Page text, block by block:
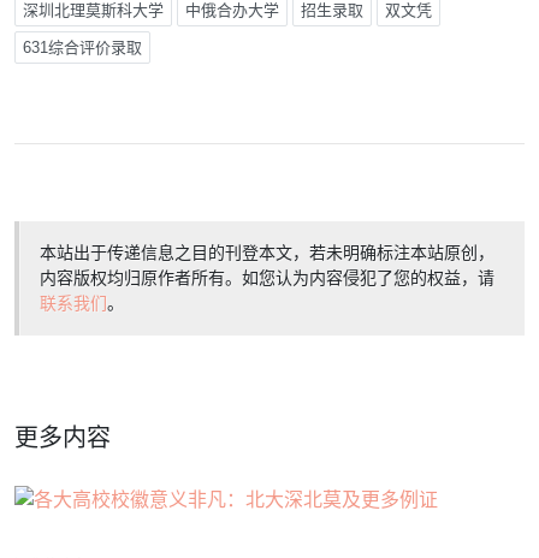
深圳北理莫斯科大学 中俄合办大学 招生录取 双文凭
631综合评价录取
本站出于传递信息之目的刊登本文，若未明确标注本站原创，
内容版权均归原作者所有。如您认为内容侵犯了您的权益，请
联系我们。
更多内容